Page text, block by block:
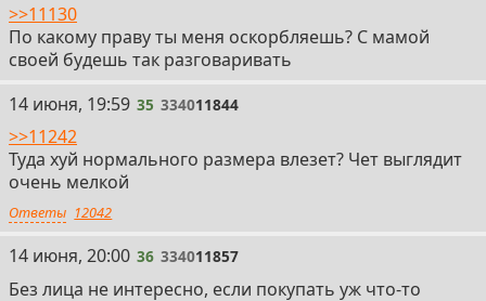
>>11130
По какому праву ты меня оскорбляешь? С мамой
своей будешь так разговаривать
35
14 июня, 19:59 35 334011844
>>11242
Туда хуй нормального размера влезет? Чет выглядит
очень мелкой
Ответы 12042
36
14 июня, 20:00 36 334011857
Без лица не интересно, если покупать уж что-то